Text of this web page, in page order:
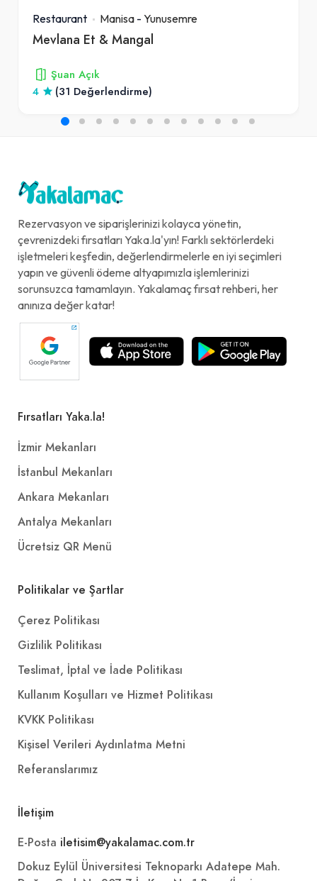
Restaurant Manisa - Yunusemre
Mevlana Et & Mangal
Şuan Açık
4
(31 Değerlendirme)
Rezervasyon ve siparişlerinizi kolayca yönetin,
çevrenizdeki fırsatları Yaka.la'yın! Farklı sektörlerdeki
işletmeleri keşfedin, değerlendirmelerle en iyi seçimleri
yapın ve güvenli ödeme altyapımızla işlemlerinizi
sorunsuzca tamamlayın. Yakalamaç fırsat rehberi, her
anınıza değer katar!
Fırsatları Yaka.la!
İzmir Mekanları
İstanbul Mekanları
Ankara Mekanları
Antalya Mekanları
Ücretsiz QR Menü
Politikalar ve Şartlar
Çerez Politikası
Gizlilik Politikası
Teslimat, İptal ve İade Politikası
Kullanım Koşulları ve Hizmet Politikası
KVKK Politikası
Kişisel Verileri Aydınlatma Metni
Referanslarımız
İletişim
E-Posta iletisim@yakalamac.com.tr
Dokuz Eylül Üniversitesi Teknoparkı Adatepe Mah.